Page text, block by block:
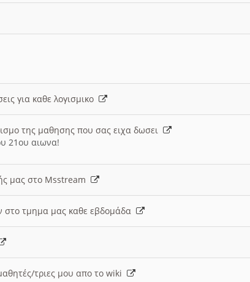
για καθε λογισμικο
της μαθησης που σας ειχα δωσει
21ου αιωνα!
μας στο Msstream
στο τμημα μας καθε εβδομάδα
τριες μου απο το wiki